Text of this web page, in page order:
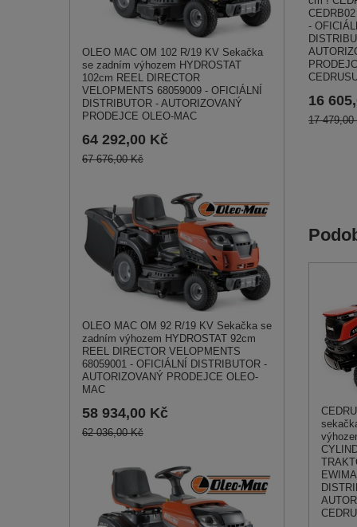
OLEO MAC OM 102 R/19 KV Sekačka
se zadním výhozem HYDROSTAT
102cm REEL DIRECTOR
VELOPMENTS 68059009 - OFICIÁLNÍ
DISTRIBUTOR - AUTORIZOVANÝ
PRODEJCE OLEO-MAC
64 292,00 Kč
67 676,00 Kč
OLEO MAC OM 92 R/19 KV Sekačka se
zadním výhozem HYDROSTAT 92cm
REEL DIRECTOR VELOPMENTS
68059001 - OFICIÁLNÍ DISTRIBUTOR -
AUTORIZOVANÝ PRODEJCE OLEO-
MAC
58 934,00 Kč
62 036,00 Kč
-
16
17 479,00